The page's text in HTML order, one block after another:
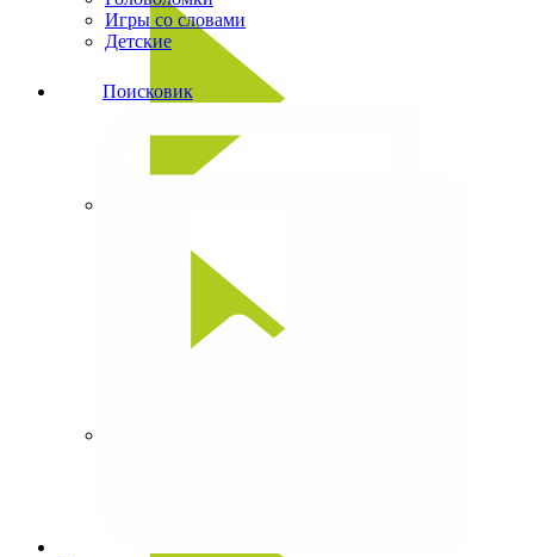
Игры со словами
Детские
Поисковик